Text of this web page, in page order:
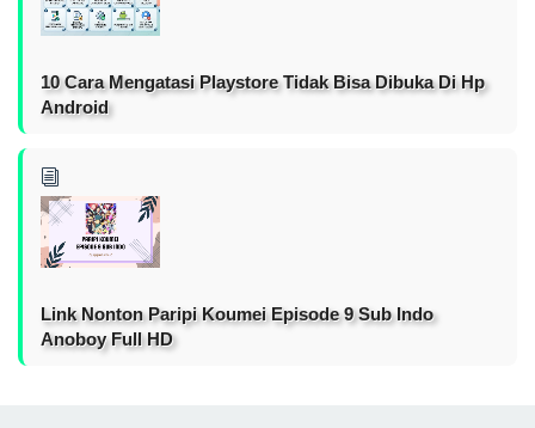
10 Cara Mengatasi Playstore Tidak Bisa Dibuka Di Hp
Android
Link Nonton Paripi Koumei Episode 9 Sub Indo
Anoboy Full HD